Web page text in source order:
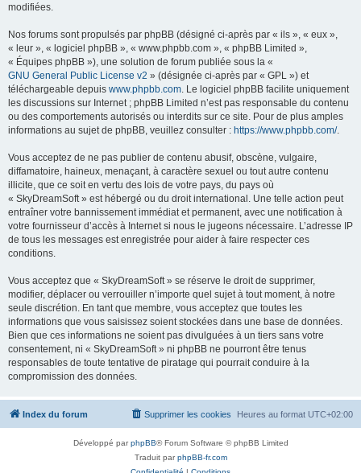
modifiées.
Nos forums sont propulsés par phpBB (désigné ci-après par « ils », « eux »,
« leur », « logiciel phpBB », « www.phpbb.com », « phpBB Limited »,
« Équipes phpBB »), une solution de forum publiée sous la «
GNU General Public License v2 » (désignée ci-après par « GPL ») et
téléchargeable depuis www.phpbb.com. Le logiciel phpBB facilite uniquement
les discussions sur Internet ; phpBB Limited n’est pas responsable du contenu
ou des comportements autorisés ou interdits sur ce site. Pour de plus amples
informations au sujet de phpBB, veuillez consulter : https://www.phpbb.com/.
Vous acceptez de ne pas publier de contenu abusif, obscène, vulgaire,
diffamatoire, haineux, menaçant, à caractère sexuel ou tout autre contenu
illicite, que ce soit en vertu des lois de votre pays, du pays où
« SkyDreamSoft » est hébergé ou du droit international. Une telle action peut
entraîner votre bannissement immédiat et permanent, avec une notification à
votre fournisseur d’accès à Internet si nous le jugeons nécessaire. L’adresse IP
de tous les messages est enregistrée pour aider à faire respecter ces
conditions.
Vous acceptez que « SkyDreamSoft » se réserve le droit de supprimer,
modifier, déplacer ou verrouiller n’importe quel sujet à tout moment, à notre
seule discrétion. En tant que membre, vous acceptez que toutes les
informations que vous saisissez soient stockées dans une base de données.
Bien que ces informations ne soient pas divulguées à un tiers sans votre
consentement, ni « SkyDreamSoft » ni phpBB ne pourront être tenus
responsables de toute tentative de piratage qui pourrait conduire à la
compromission des données.
Index du forum Heures au format UTC+02:00
Supprimer les cookies
Développé parphpBB® Forum Software © phpBB Limited
Traduit parphpBB-fr.com